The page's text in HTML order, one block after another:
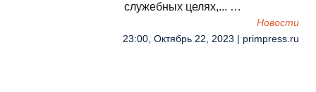
служебных целях,... …
Новости
23:00, Октябрь 22, 2023 | primpress.ru